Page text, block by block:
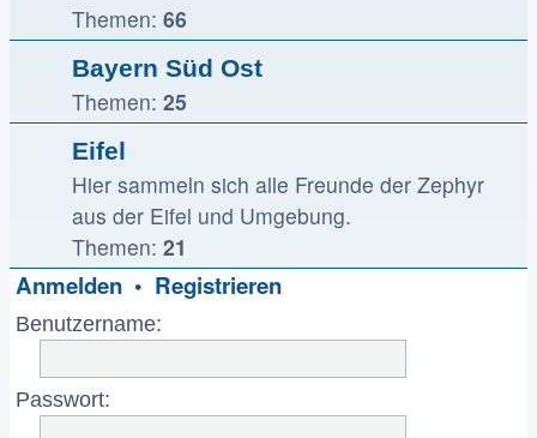
Themen: 66
Bayern Süd Ost
Themen: 25
Eifel
Hier sammeln sich alle Freunde der Zephyr
aus der Eifel und Umgebung.
Themen: 21
Anmelden • Registrieren
Benutzername:
Passwort: